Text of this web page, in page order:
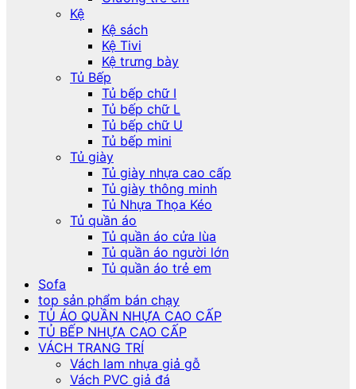
Kệ
Kệ sách
Kệ Tivi
Kệ trưng bày
Tủ Bếp
Tủ bếp chữ I
Tủ bếp chữ L
Tủ bếp chữ U
Tủ bếp mini
Tủ giày
Tủ giày nhựa cao cấp
Tủ giày thông minh
Tủ Nhựa Thọa Kéo
Tủ quần áo
Tủ quần áo cửa lùa
Tủ quần áo người lớn
Tủ quần áo trẻ em
Sofa
top sản phẩm bán chạy
TỦ ÁO QUẦN NHỰA CAO CẤP
TỦ BẾP NHỰA CAO CẤP
VÁCH TRANG TRÍ
Vách lam nhựa giả gỗ
Vách PVC giả đá